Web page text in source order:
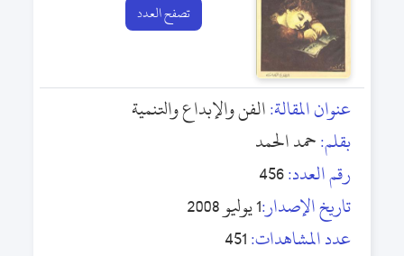
تصفح العدد
عنوان المقالة:الفن والإبداع والتنمية
بقلم:حمد الحمد
رقم العدد:456
تاريخ الإصدار:1 يوليو 2008
عدد المشاهدات:451